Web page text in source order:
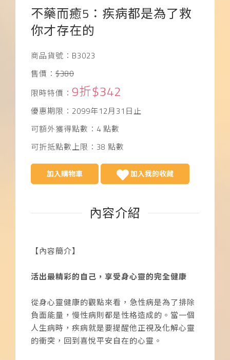
不藥而癒5：疾病都是為了救
你才存在的
商品貨號：B3023
售價： $380
限時特價： 9折$342
優惠期限：2099年12月31日止
可額外獲得點數：4 點數
可折抵點數上限：38 點數
加入購物車 加入我的收藏
內容介紹
【內容簡介】
活出最精彩的自己，享受身心靈的完全健康
從身心靈健康的觀點來看，急性病是為了排除
負面能量，慢性病則都是性格造成的。當一個
人生病時，疾病就是要提醒他正視及化解心靈
的衝突，回到喜悅平安自在的心靈。